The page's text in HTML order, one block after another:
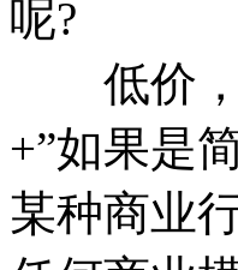
呢?
低价，
+”如果是
某种商业